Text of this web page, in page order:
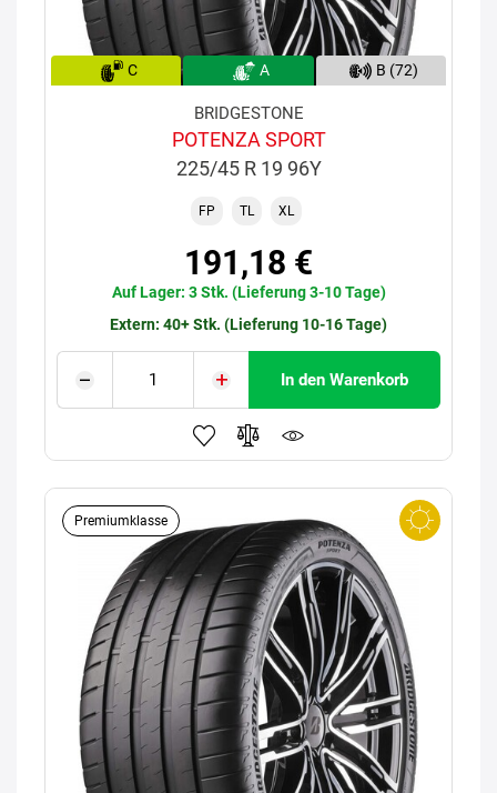
C A B (72)
BRIDGESTONE
POTENZA SPORT
225/45 R 19 96Y
FP TL XL
191,18 €
Auf Lager: 3 Stk. (Lieferung 3-10 Tage)
Extern: 40+ Stk. (Lieferung 10-16 Tage)
In den Warenkorb
Premiumklasse